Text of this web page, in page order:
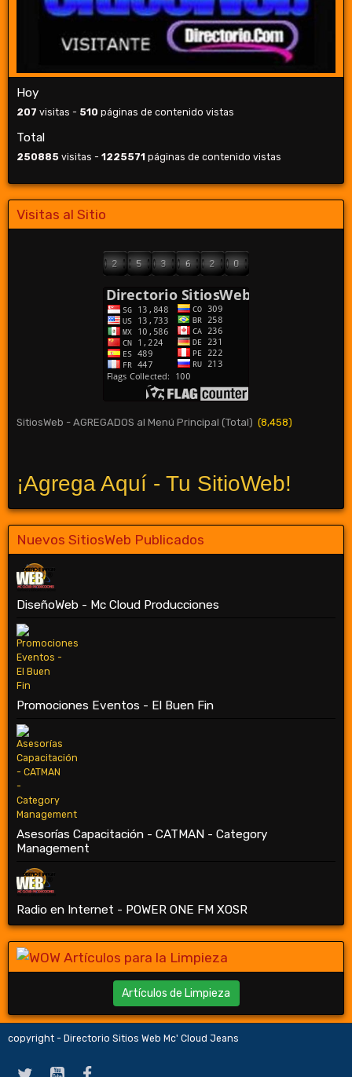
Hoy
207 visitas - 510 páginas de contenido vistas
Total
250885 visitas - 1225571 páginas de contenido vistas
Visitas al Sitio
SitiosWeb - AGREGADOS al Menú Principal (Total) (8,458)
¡Agrega Aquí - Tu SitioWeb!
Nuevos SitiosWeb Publicados
DiseñoWeb - Mc Cloud Producciones
Promociones Eventos - El Buen Fin
Asesorías Capacitación - CATMAN - Category
Management
Radio en Internet - POWER ONE FM XOSR
Artículos de Limpieza
copyright - Directorio Sitios Web Mc' Cloud Jeans